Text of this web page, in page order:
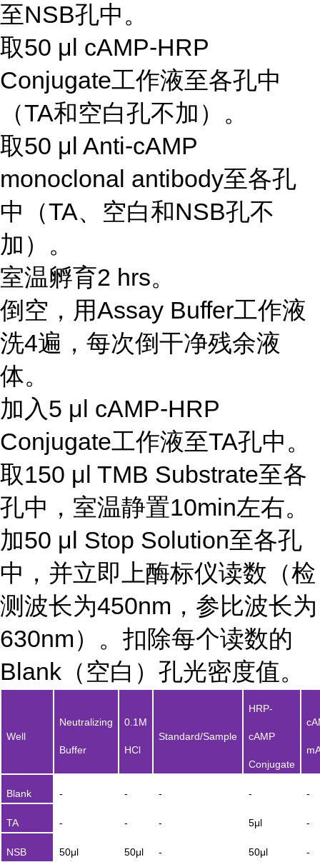
至NSB孔中。
取50 μl cAMP-HRP
Conjugate工作液至各孔中
（TA和空白孔不加）。
取50 μl Anti-cAMP
monoclonal antibody至各孔
中（TA、空白和NSB孔不
加）。
室温孵育2 hrs。
倒空，用Assay Buffer工作液
洗4遍，每次倒干净残余液
体。
加入5 μl cAMP-HRP
Conjugate工作液至TA孔中。
取150 μl TMB Substrate至各
孔中，室温静置10min左右。
加50 μl Stop Solution至各孔
中，并立即上酶标仪读数（检
测波长为450nm，参比波长为
630nm）。扣除每个读数的
Blank（空白）孔光密度值。
Well
Neutralizing
Buffer
0.1M
HCl
Standard/Sample
HRP-
cAMP
Conjugate
Blank - - - - -
TA - - - 5μl -
NSB 50μl 50μl - 50μl -